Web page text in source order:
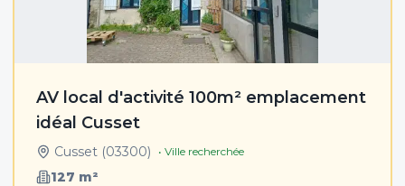
AV local d'activité 100m² emplacement
idéal Cusset
Cusset (03300) • Ville recherchée
127 m²